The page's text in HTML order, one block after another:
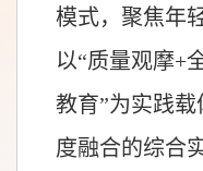
模式，聚焦年
以“质量观摩+
教育”为实践
度融合的综合